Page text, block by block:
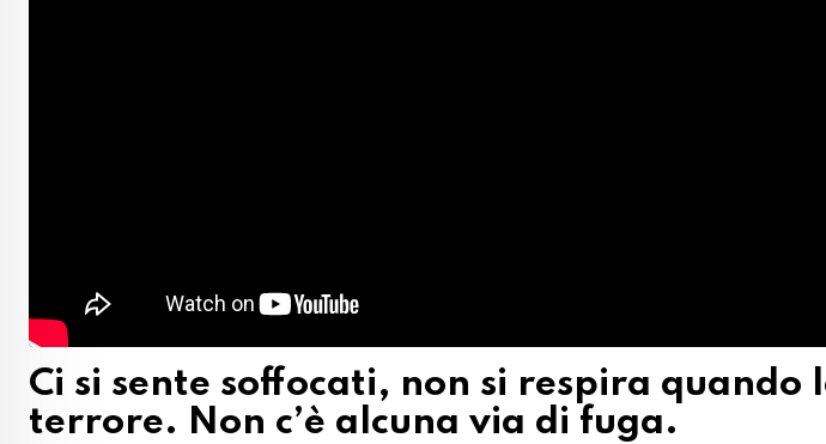
Ci si sente soffocati, non si respira quando
terrore. Non c’è alcuna via di fuga.